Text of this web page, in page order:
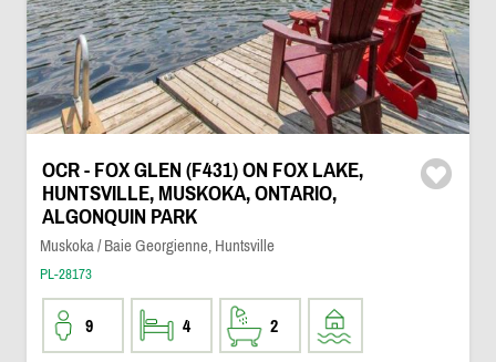
OCR - FOX GLEN (F431) ON FOX LAKE,
HUNTSVILLE, MUSKOKA, ONTARIO,
ALGONQUIN PARK
Muskoka / Baie Georgienne, Huntsville
PL-28173
9 4 2